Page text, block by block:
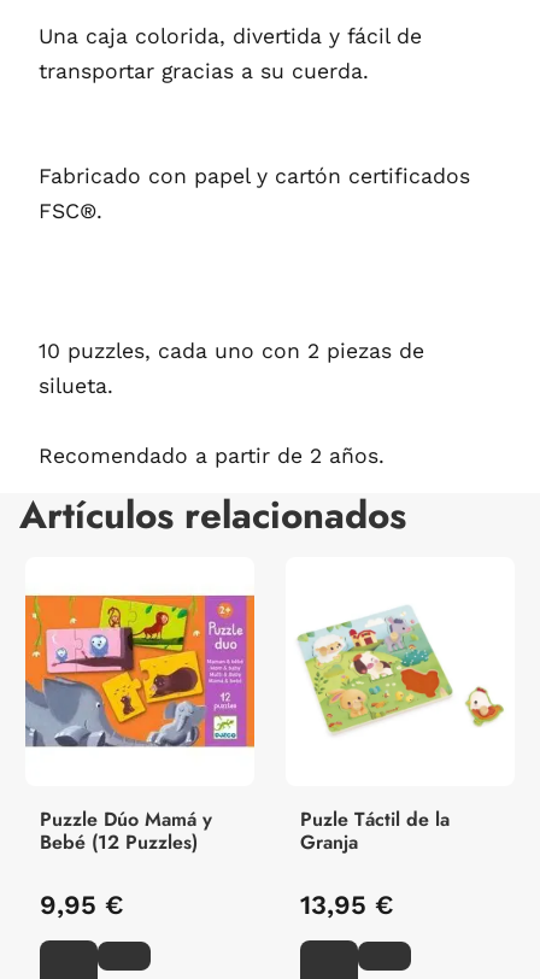
Una caja colorida, divertida y fácil de
transportar gracias a su cuerda.
Fabricado con papel y cartón certificados
FSC®.
10 puzzles, cada uno con 2 piezas de
silueta.
Recomendado a partir de 2 años.
Artículos relacionados
Puzzle Dúo Mamá y
Bebé (12 Puzzles)
9,95 €
Puzle Táctil de la
Granja
13,95 €